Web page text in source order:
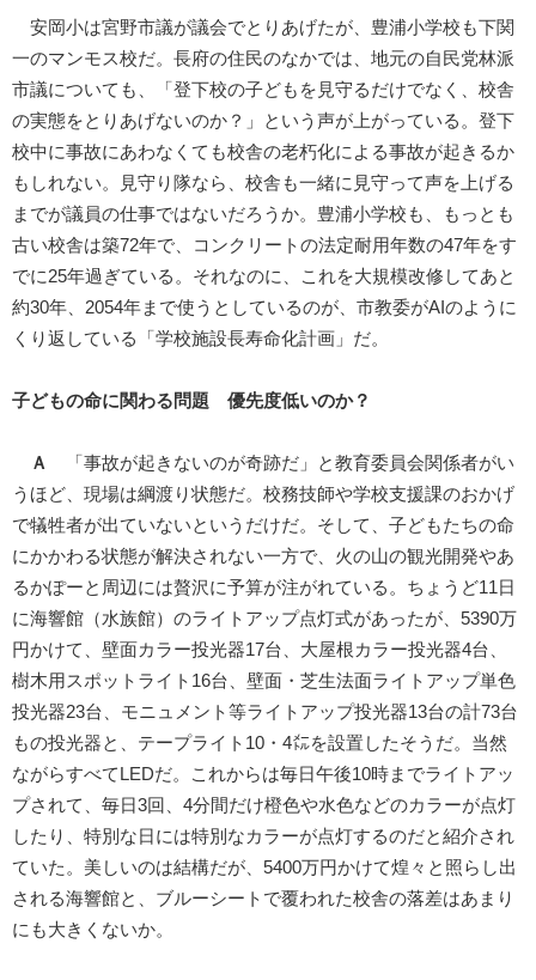
安岡小は宮野市議が議会でとりあげたが、豊浦小学校も下関
一のマンモス校だ。長府の住民のなかでは、地元の自民党林派
市議についても、「登下校の子どもを見守るだけでなく、校舎
の実態をとりあげないのか？」という声が上がっている。登下
校中に事故にあわなくても校舎の老朽化による事故が起きるか
もしれない。見守り隊なら、校舎も一緒に見守って声を上げる
までが議員の仕事ではないだろうか。豊浦小学校も、もっとも
古い校舎は築72年で、コンクリートの法定耐用年数の47年をす
でに25年過ぎている。それなのに、これを大規模改修してあと
約30年、2054年まで使うとしているのが、市教委がAIのように
くり返している「学校施設長寿命化計画」だ。
子どもの命に関わる問題 優先度低いのか？
Ａ
「事故が起きないのが奇跡だ」と教育委員会関係者がい
うほど、現場は綱渡り状態だ。校務技師や学校支援課のおかげ
で犠牲者が出ていないというだけだ。そして、子どもたちの命
にかかわる状態が解決されない一方で、火の山の観光開発やあ
るかぽーと周辺には贅沢に予算が注がれている。ちょうど11日
に海響館（水族館）のライトアップ点灯式があったが、5390万
円かけて、壁面カラー投光器17台、大屋根カラー投光器4台、
樹木用スポットライト16台、壁面・芝生法面ライトアップ単色
投光器23台、モニュメント等ライトアップ投光器13台の計73台
もの投光器と、テープライト10・4㍍を設置したそうだ。当然
ながらすべてLEDだ。これからは毎日午後10時までライトアッ
プされて、毎日3回、4分間だけ橙色や水色などのカラーが点灯
したり、特別な日には特別なカラーが点灯するのだと紹介され
ていた。美しいのは結構だが、5400万円かけて煌々と照らし出
される海響館と、ブルーシートで覆われた校舎の落差はあまり
にも大きくないか。